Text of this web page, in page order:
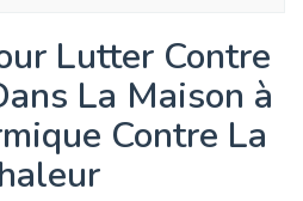
Lutter Contre
La Maison à
Contre La